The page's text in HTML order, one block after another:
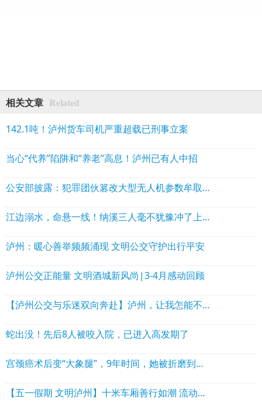
相关文章 Related
142.1吨！泸州货车司机严重超载已刑事立案
当心“代养”陷阱和“养老”高息！泸州已有人中招
公安部披露：犯罪团伙篡改大型无人机参数牟取非法利益，泸州公安机关抓获5人
江边溺水，命悬一线！纳溪三人毫不犹豫冲了上去……
泸州：暖心善举频频涌现 文明公交守护出行平安
泸州公交正能量 文明酒城新风尚|3-4月感动回顾
【泸州公交与乐迷双向奔赴】泸州，让我怎能不爱你！
蛇出没！先后8人被咬入院，已进入高发期了
宫颈癌术后变“大象腿”，9年时间，她被折磨到想……
【五一假期 文明泸州】十米车厢善行如潮 流动窗口传递文明新风